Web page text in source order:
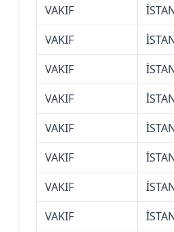
VAKIF
VAKIF
VAKIF
VAKIF
VAKIF
VAKIF
VAKIF
VAKIF